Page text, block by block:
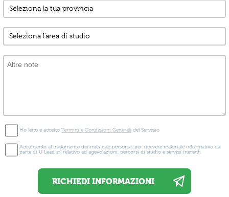
Ho letto e accettoTermini e Condizioni Generali del Servizio
Acconsento al trattamento dei miei dati personali per ricevere materiale informativo da
parte di U Lead srl relativo ad agevolazioni, percorsi di studio e servizi inerenti